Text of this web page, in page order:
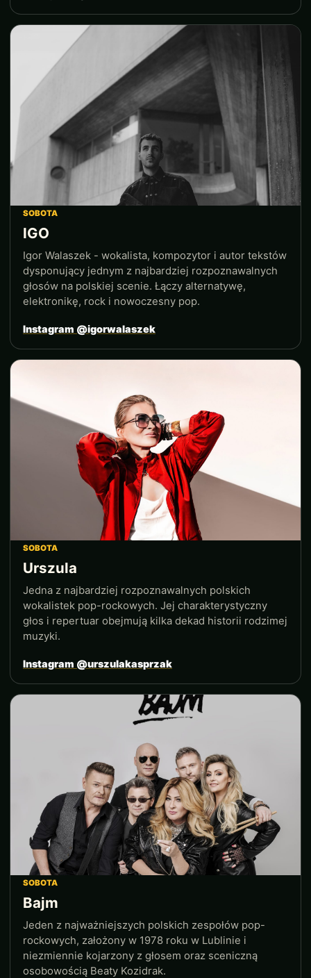
SOBOTA
IGO
Igor Walaszek - wokalista, kompozytor i autor tekstów
dysponujący jednym z najbardziej rozpoznawalnych
głosów na polskiej scenie. Łączy alternatywę,
elektronikę, rock i nowoczesny pop.
Instagram @igorwalaszek
SOBOTA
Urszula
Jedna z najbardziej rozpoznawalnych polskich
wokalistek pop-rockowych. Jej charakterystyczny
głos i repertuar obejmują kilka dekad historii rodzimej
muzyki.
Instagram @urszulakasprzak
SOBOTA
Bajm
Jeden z najważniejszych polskich zespołów pop-
rockowych, założony w 1978 roku w Lublinie i
niezmiennie kojarzony z głosem oraz sceniczną
osobowością Beaty Kozidrak.